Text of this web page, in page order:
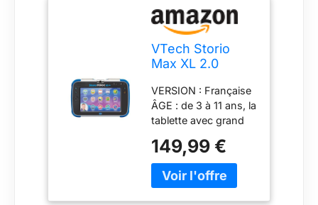
VTech Storio
Max XL 2.0
Éducative Enfant
Dès 3 Ans
VERSION : Française
ÂGE : de 3 à 11 ans, la
tablette avec grand
éducative et
résistante
CARACTÉRISTIQUES
149,99 €